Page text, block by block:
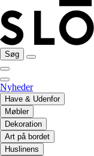
Søg
Nyheder
Have & Udenfor
Møbler
Dekoration
Art på bordet
Huslinens